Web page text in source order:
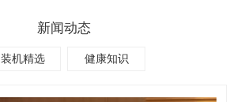
新闻动态
装机精选 健康知识